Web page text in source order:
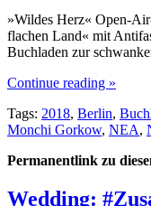
»Wildes Herz« Open-
flachen Land« mit
Buchladen zur
Continue reading »
Tags: 2018, Berlin,
Monchi Gorkow, NEA,
Permanentlink zu
Wedding: